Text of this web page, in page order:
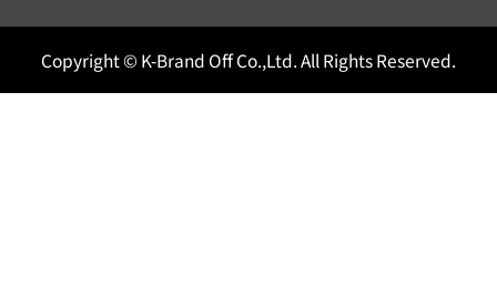
Copyright © K-Brand Off Co.,Ltd. All Rights Reserved.